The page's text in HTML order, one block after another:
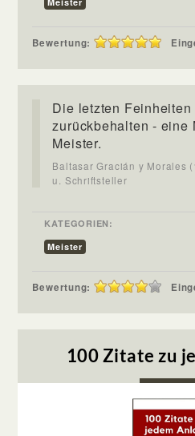
Bewertung:
Die letzten
zurückbehalten - eine
Meister.
Baltasar Gracián y Morales
u. Schriftsteller
KATEGORIEN:
Meister
Bewertung: